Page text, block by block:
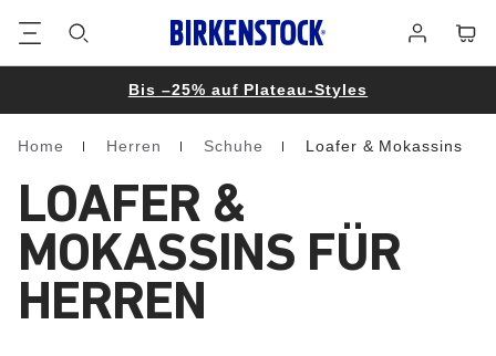
Bis –25% auf Plateau-Styles
Homepage
Home Herren Schuhe Loafer & Mokassins
LOAFER &
MOKASSINS FÜR
HERREN